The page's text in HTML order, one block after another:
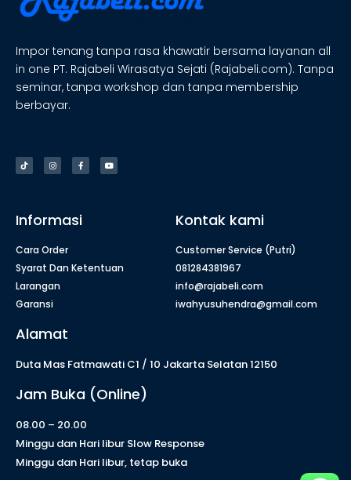
Impor tenang tanpa rasa khawatir bersama layanan all
in one PT. Rajabeli Wirasatya Sejati (Rajabeli.com). Tanpa
seminar, tanpa workshop dan tanpa membership
berbayar.
Informasi
Cara Order
Syarat Dan Ketentuan
Larangan
Garansi
Kontak kami
Customer Service (Putri)
081284381967
info@rajabeli.com
iwahyusuhendra@gmail.com
Alamat
Duta Mas Fatmawati C1 / 10 Jakarta Selatan 12150
Jam Buka (Online)
08.00 – 20.00
Minggu dan Hari libur Slow Response
Minggu dan Hari libur, tetap buka